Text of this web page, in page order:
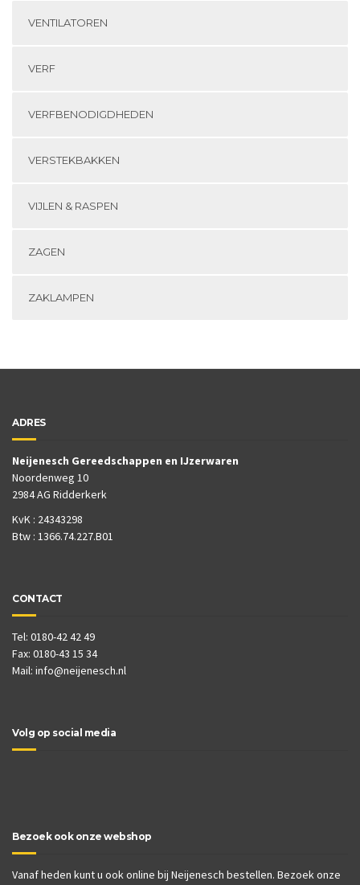
VENTILATOREN
VERF
VERFBENODIGDHEDEN
VERSTEKBAKKEN
VIJLEN & RASPEN
ZAGEN
ZAKLAMPEN
ADRES
Neijenesch Gereedschappen en IJzerwaren
Noordenweg 10
2984 AG Ridderkerk
KvK : 24343298
Btw : 1366.74.227.B01
CONTACT
Tel: 0180-42 42 49
Fax: 0180-43 15 34
Mail: info@neijenesch.nl
Volg op social media
Bezoek ook onze webshop
Vanaf heden kunt u ook online bij Neijenesch bestellen. Bezoek onze